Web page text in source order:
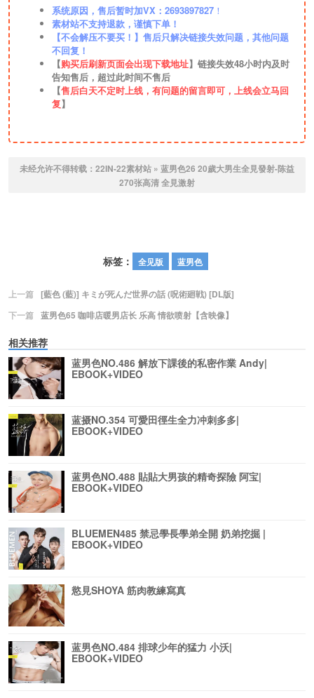
系统原因，售后暂时加VX：2693897827 ！
素材站不支持退款，谨慎下单！
【不会解压不要买！】售后只解决链接失效问题，其他问题
不回复！
【购买后刷新页面会出现下载地址】链接失效48小时内及时
告知售后，超过此时间不售后
【售后白天不定时上线，有问题的留言即可，上线会立马回
复】
未经允许不得转载： 22IN-22素材站 » 蓝男色26 20歲大男生全見發射-陈益
270张高清全見激射
标签： 全见版 蓝男色
上一篇
[藍色 (藍)] キミが死んだ世界の話 (呪術廻戦) [DL版]
下一篇 蓝男色65 咖啡店暖男店长 乐高 情欲喷射【含映像】
相关推荐
蓝男色NO.486 解放下課後的私密作業 Andy|
EBOOK+VIDEO
蓝摄NO.354 可愛田徑生全力冲刺多多|
EBOOK+VIDEO
蓝男色NO.488 貼貼大男孩的精奇探險 阿宝|
EBOOK+VIDEO
BLUEMEN485 禁忌學長學弟全開 奶弟挖掘 |
EBOOK+VIDEO
慾見SHOYA 筋肉教練寫真
蓝男色NO.484 排球少年的猛力 小沃|
EBOOK+VIDEO